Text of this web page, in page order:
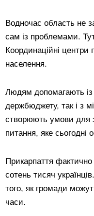
Водночас область не
сам із проблемами.
Координаційні центри
населення.
Людям допомагають
держбюджету, так і з
створюють умови для
питання, яке сьогодні
Прикарпаття
сотень тисяч
того, як громади
часи.